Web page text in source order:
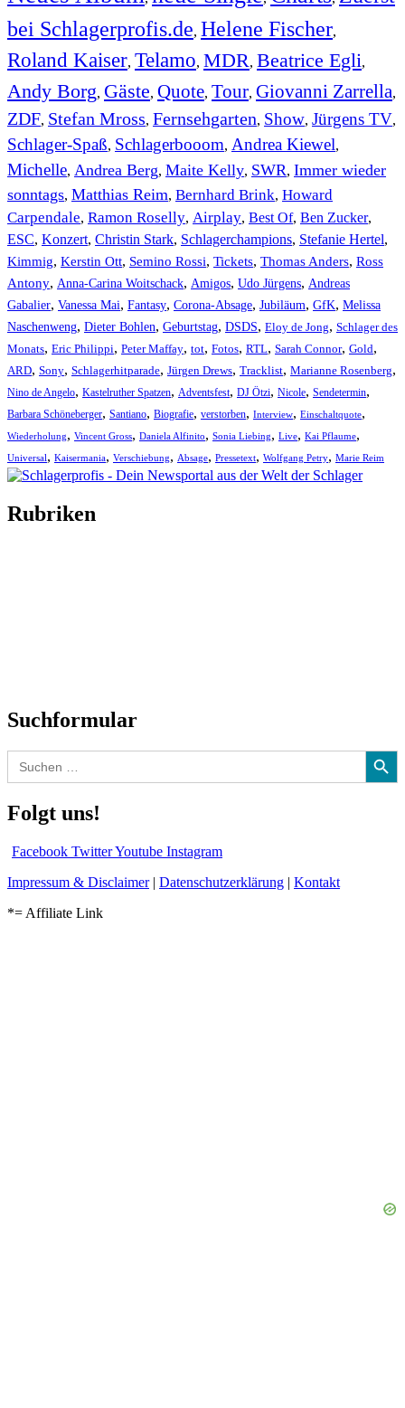
bei Schlagerprofis.de, Helene Fischer,
Roland Kaiser, Telamo, MDR, Beatrice Egli,
Andy Borg, Gäste, Quote, Tour, Giovanni Zarrella,
ZDF, Stefan Mross, Fernsehgarten, Show, Jürgens TV,
Schlager-Spaß, Schlagerbooom, Andrea Kiewel,
Michelle, Andrea Berg, Maite Kelly, SWR, Immer wieder
sonntags, Matthias Reim, Bernhard Brink, Howard
Carpendale, Ramon Roselly, Airplay, Best Of, Ben Zucker,
ESC, Konzert, Christin Stark, Schlagerchampions, Stefanie Hertel,
Kimmig, Kerstin Ott, Semino Rossi, Tickets, Thomas Anders, Ross
Antony, Anna-Carina Woitschack, Amigos, Udo Jürgens, Andreas
Gabalier, Vanessa Mai, Fantasy, Corona-Absage, Jubiläum, GfK, Melissa
Naschenweng, Dieter Bohlen, Geburtstag, DSDS, Eloy de Jong, Schlager des
Monats, Eric Philippi, Peter Maffay, tot, Fotos, RTL, Sarah Connor, Gold,
ARD, Sony, Schlagerhitparade, Jürgen Drews, Tracklist, Marianne Rosenberg,
Nino de Angelo, Kastelruther Spatzen, Adventsfest, DJ Ötzi, Nicole, Sendetermin,
Barbara Schöneberger, Santiano, Biografie, verstorben, Interview, Einschaltquote,
Wiederholung, Vincent Gross, Daniela Alfinito, Sonia Liebing, Live, Kai Pflaume,
Universal, Kaisermania, Verschiebung, Absage, Pressetext, Wolfgang Petry, Marie Reim
Rubriken
Suchformular
Search
for:
Search Button
Folgt uns!
Facebook TwitterYoutube Instagram
Impressum & Disclaimer| Datenschutzerklärung | Kontakt
*= Affiliate Link